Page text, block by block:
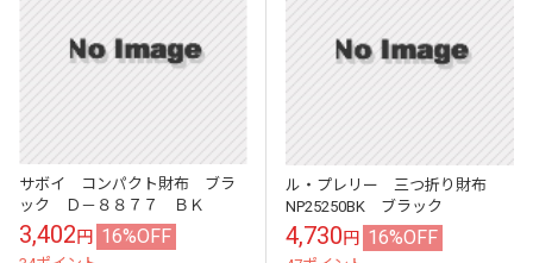
サボイ コンパクト財布 ブラ
ック Ｄ－８８７７ ＢＫ
3,402円 16%OFF
ル・プレリー 三つ折り財布
NP25250BK ブラック
4,730円 16%OFF